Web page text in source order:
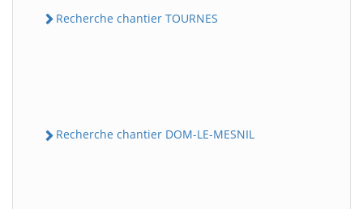
Recherche chantier TOURNES
Recherche chantier DOM-LE-MESNIL